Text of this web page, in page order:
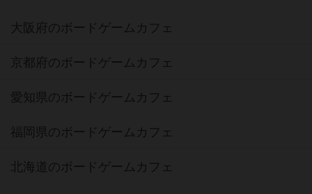
大阪府のボードゲームカフェ
京都府のボードゲームカフェ
愛知県のボードゲームカフェ
福岡県のボードゲームカフェ
北海道のボードゲームカフェ